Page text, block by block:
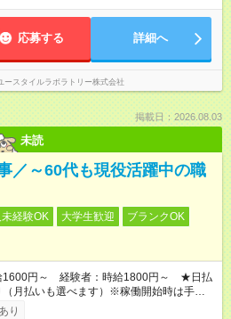
務）
応募する 詳細へ
ースタイルラボラトリー株式会社
掲載日：2026.08.03
未読
／～60代も現役活躍中の職
経験OK 大学生歓迎
ブランクOK
1600円～ 経験者：時給1800円～ ★日払
月払いも選べます）※稼働開始時は手続き
なります。
り